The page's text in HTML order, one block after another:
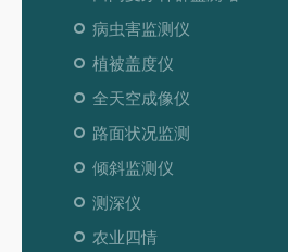
病虫害监测仪
植被盖度仪
全天空成像仪
路面状况监测
倾斜监测仪
测深仪
农业四情